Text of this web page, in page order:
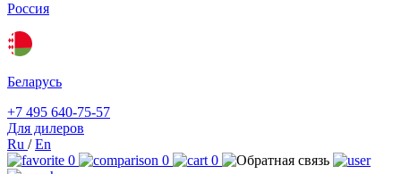
Россия
Беларусь
+7 495 640-75-57
Для дилеров
Ru /En
0
0 0